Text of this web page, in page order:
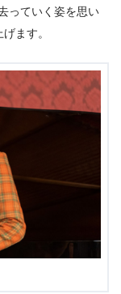
っていく姿を思い
ます。